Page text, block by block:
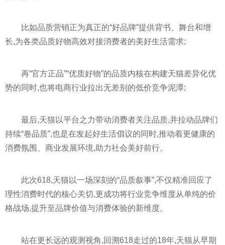
比如品质营销正为真正的“好品牌”提供背书、舞台和增
长,为各类品质好物高效对接消费者的美好生活需求;
再“官方正品”“优质好物”的品质内核在构建天猫差异化优
势的同时,也将电商行业拉出无差别的低价竞争泥潭;
最后,天猫以平台之力带动消费者关注品质,并拉动品牌们
持续“卷品质”,也是在发起好生活倡议的同时,推动着更健康的
消费氛围、商业发展环境,助力社会美好前行。
此次618,天猫以一场深刻的“品质叙事”,不仅精准回应了
理性消费时代的核心关切,更成功将行业竞争维度从单纯的价
格战场,提升至品牌价值与消费体验的新维度。
站在更长远的观测视角,回溯618走过的18年,天猫从早期